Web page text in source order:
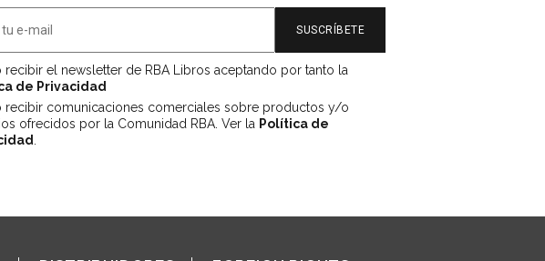
recibir el newsletter de RBA Libros aceptando por tanto la
de Privacidad
recibir comunicaciones comerciales sobre productos y/o
ofrecidos por la Comunidad RBA. Ver la Política de